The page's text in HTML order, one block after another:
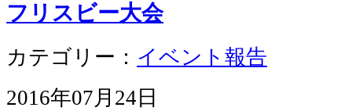
フリスビー大会
カテゴリー： イベント報告
2016年07月24日